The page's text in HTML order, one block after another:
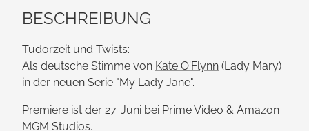
BESCHREIBUNG
Tudorzeit und Twists:
Als deutsche Stimme von Kate O'Flynn (Lady Mary)
in der neuen Serie "My Lady Jane".
Premiere ist der 27. Juni bei Prime Video & Amazon
MGM Studios.